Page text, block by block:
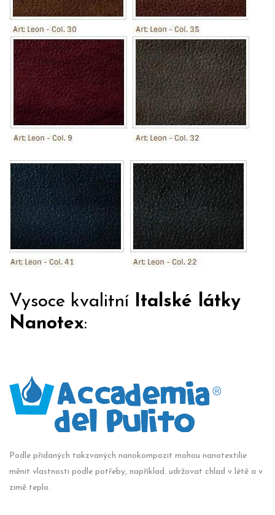
Vysoce kvalitní Italské látky
Nanotex:
Podle přidaných takzvaných nanokompozit mohou nanotextilie
měnit vlastnosti podle potřeby, například. udržovat chlad v létě a v
zimě teplo.